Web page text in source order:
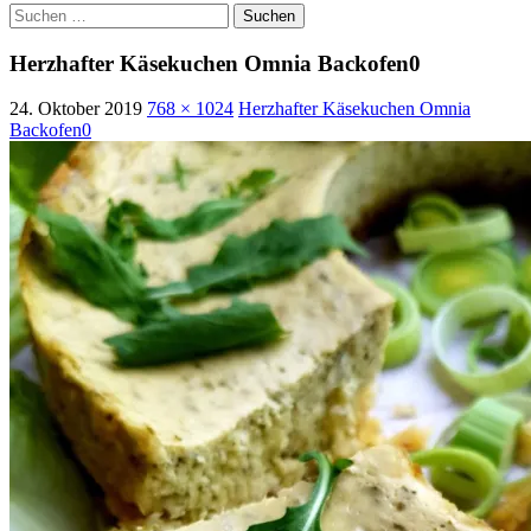
Suchen
nach:
Herzhafter Käsekuchen Omnia Backofen0
24. Oktober 2019 768 × 1024 Herzhafter Käsekuchen Omnia
Backofen0